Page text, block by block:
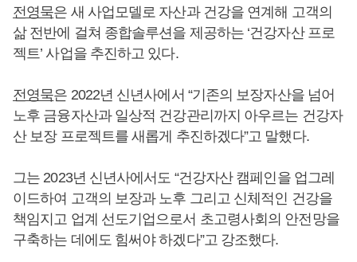
전영묵은 새 사업모델로 자산과 건강을 연계해 고객의
삶 전반에 걸쳐 종합솔루션을 제공하는 ‘건강자산 프로
젝트’ 사업을 추진하고 있다.
전영묵은 2022년 신년사에서 “기존의 보장자산을 넘어
노후 금융자산과 일상적 건강관리까지 아우르는 건강자
산 보장 프로젝트를 새롭게 추진하겠다”고 말했다.
그는 2023년 신년사에서도 “건강자산 캠페인을 업그레
이드하여 고객의 보장과 노후 그리고 신체적인 건강을
책임지고 업계 선도기업으로서 초고령사회의 안전망을
구축하는 데에도 힘써야 하겠다”고 강조했다.